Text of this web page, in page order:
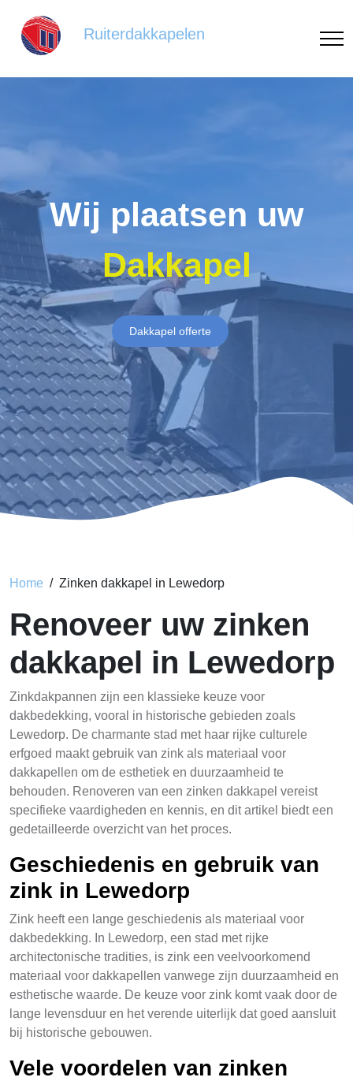
Ruiterdakkapelen
Wij plaatsen uw
Dakkapel
Dakkapel offerte
Home Zinken dakkapel in Lewedorp
Renoveer uw zinken
dakkapel in Lewedorp
Zinkdakpannen zijn een klassieke keuze voor
dakbedekking, vooral in historische gebieden zoals
Lewedorp. De charmante stad met haar rijke culturele
erfgoed maakt gebruik van zink als materiaal voor
dakkapellen om de esthetiek en duurzaamheid te
behouden. Renoveren van een zinken dakkapel vereist
specifieke vaardigheden en kennis, en dit artikel biedt een
gedetailleerde overzicht van het proces.
Geschiedenis en gebruik van
zink in Lewedorp
Zink heeft een lange geschiedenis als materiaal voor
dakbedekking. In Lewedorp, een stad met rijke
architectonische tradities, is zink een veelvoorkomend
materiaal voor dakkapellen vanwege zijn duurzaamheid en
esthetische waarde. De keuze voor zink komt vaak door de
lange levensduur en het verende uiterlijk dat goed aansluit
bij historische gebouwen.
Vele voordelen van zinken